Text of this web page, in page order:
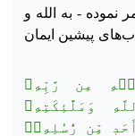
نموده - به الله و
پیشین ایمان
مِن رَّبِّهِۦ
وَمَلَٰٓئِكَتِهِۦ
مِّن رُّسُلِهِۦۚ